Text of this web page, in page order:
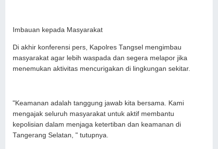
Imbauan kepada Masyarakat
Di akhir konferensi pers, Kapolres Tangsel mengimbau
masyarakat agar lebih waspada dan segera melapor jika
menemukan aktivitas mencurigakan di lingkungan sekitar.
"Keamanan adalah tanggung jawab kita bersama. Kami
mengajak seluruh masyarakat untuk aktif membantu
kepolisian dalam menjaga ketertiban dan keamanan di
Tangerang Selatan, " tutupnya.